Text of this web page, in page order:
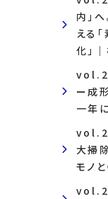
内」
える
化」
ー成
一年
大掃
モノ